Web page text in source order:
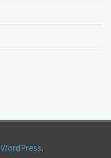
WordPress.